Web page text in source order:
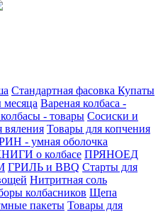
Стандартная фасовка Купаты
Вареная колбаса -
- товары Сосиски и
вяления Товары для копчения
- умная оболочка
о колбасе ПРЯНОЕД
ГРИЛЬ и BBQ Старты для
Нитритная соль
колбасников Щепа
пакеты Товары для